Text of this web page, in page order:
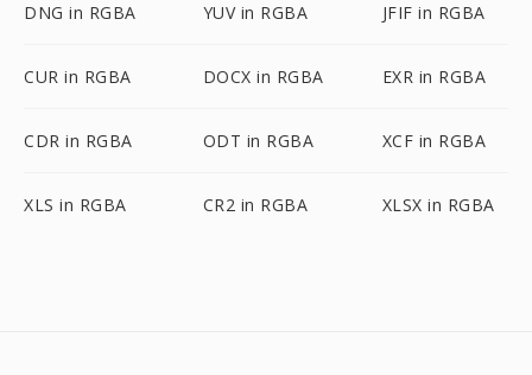
DNG in RGBA YUV in RGBA JFIF in RGBA
CUR in RGBA DOCX in RGBA EXR in RGBA
CDR in RGBA ODT in RGBA XCF in RGBA
XLS in RGBA CR2 in RGBA XLSX in RGBA